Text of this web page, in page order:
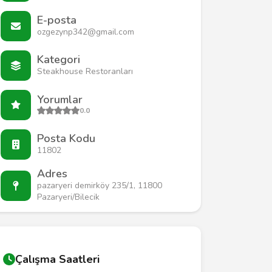
E-posta
ozgezynp342@gmail.com
Kategori
Steakhouse Restoranları
Yorumlar
0.0
Posta Kodu
11802
Adres
pazaryeri demirköy 235/1, 11800
Pazaryeri/Bilecik
Çalışma Saatleri